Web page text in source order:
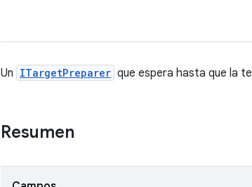
Un ITargetPreparer que espera hasta que la
Resumen